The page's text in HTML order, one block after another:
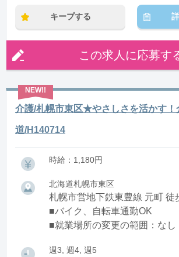
キープする
この求人に応募す
介護/札幌市東区★やさしさを活かす！
道/H140714
時給：1,180円
北海道札幌市東区
札幌市営地下鉄東豊線 元町 徒
■バイク、自転車通勤OK
■就業場所の変更の範囲：なし
週3, 週4, 週5